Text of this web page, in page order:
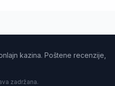
kazina. Poštene recenzije,
zadržana.